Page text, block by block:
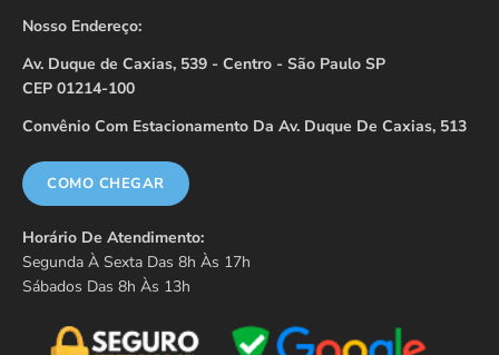
Nosso Endereço:
Av. Duque de Caxias, 539 - Centro - São Paulo SP
CEP 01214-100
Convênio Com Estacionamento Da Av. Duque De Caxias, 513
COMO CHEGAR
Horário De Atendimento:
Segunda À Sexta Das 8h Às 17h
Sábados Das 8h Às 13h